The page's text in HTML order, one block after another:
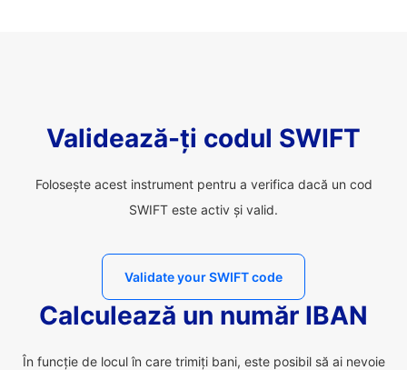
Validează-ți codul SWIFT
Folosește acest instrument pentru a verifica dacă un cod
SWIFT este activ și valid.
Validate your SWIFT code
Calculează un număr IBAN
În funcție de locul în care trimiți bani, este posibil să ai nevoie